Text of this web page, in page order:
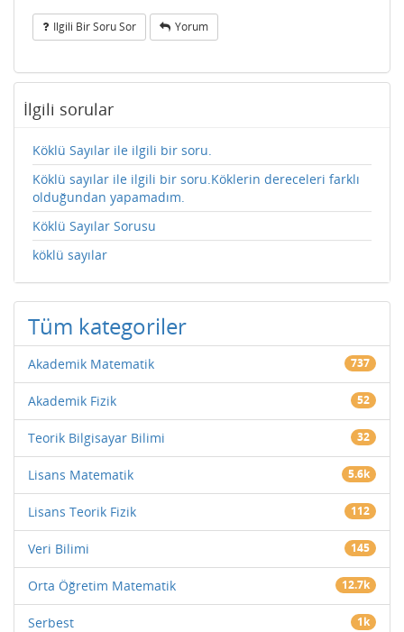
Ilgili Bir Soru Sor Yorum
İlgili sorular
Köklü Sayılar ile ilgili bir soru.
Köklü sayılar ile ilgili bir soru.Köklerin dereceleri farklı
olduğundan yapamadım.
Köklü Sayılar Sorusu
köklü sayılar
Tüm kategoriler
Akademik Matematik 737
Akademik Fizik 52
Teorik Bilgisayar Bilimi 32
Lisans Matematik 5.6k
Lisans Teorik Fizik 112
Veri Bilimi 145
Orta Öğretim Matematik 12.7k
Serbest 1k